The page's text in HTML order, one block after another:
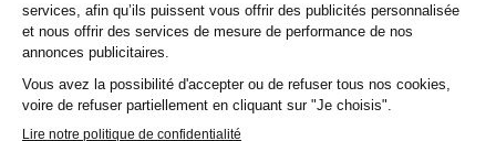
Réseaux sociaux : les clés pour attirer,